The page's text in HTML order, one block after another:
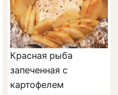
Красная рыба
запеченная с
картофелем